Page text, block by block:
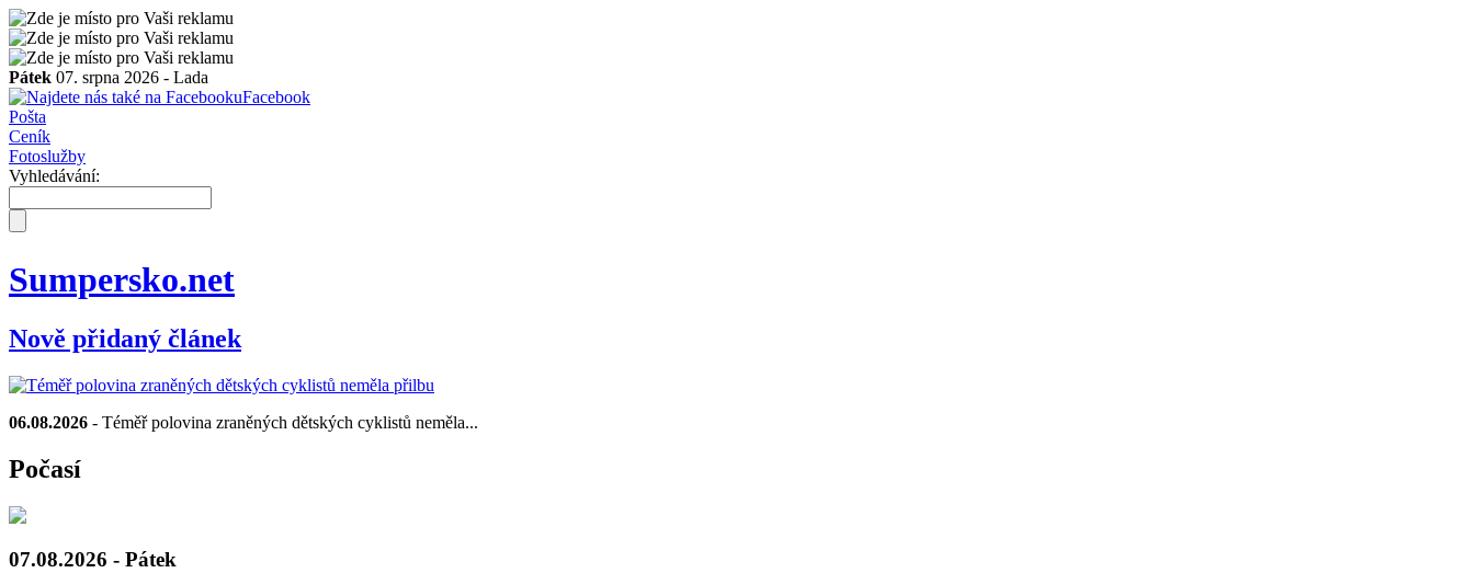
Pátek 07. srpna 2026 - Lada
Facebook
Pošta
Ceník
Fotoslužby
Vyhledávání:
Sumpersko.net
Nově přidaný článek
06.08.2026 - Téměř polovina zraněných dětských cyklistů neměla...
Počasí
07.08.2026 - Pátek